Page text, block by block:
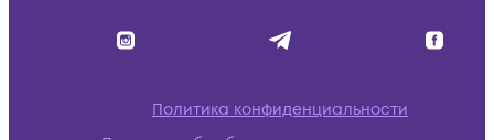
Политика конфиденциальности